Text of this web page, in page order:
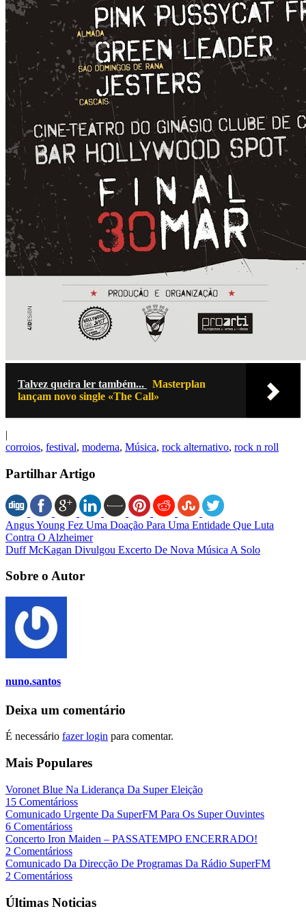
Talvez queira ler também...
Masterplan
lançam novo single «The Call»
|
corroios, festival, moderna, Música, rock alternativo, rock n roll
Partilhar Artigo
Angus Young Fez Uma Doação Para Uma Entidade Que Luta
Contra O Alzheimer
Duff McKagan Divulgou Excerto De Nova Música A Solo
Sobre o Autor
nuno.santos
Deixa um comentário
É necessário fazer login para comentar.
Mais Populares
Voronet Blue Na Liderança Da Super Eleição
15 Comentárioss
Comunicado Urgente Da SuperFM Para Os Super Ouvintes
6 Comentárioss
Concerto Iron Maiden – PASSATEMPO ENCERRADO!
2 Comentárioss
Comunicado Da Direcção De Programas Da Rádio SuperFM
2 Comentárioss
Últimas Noticias